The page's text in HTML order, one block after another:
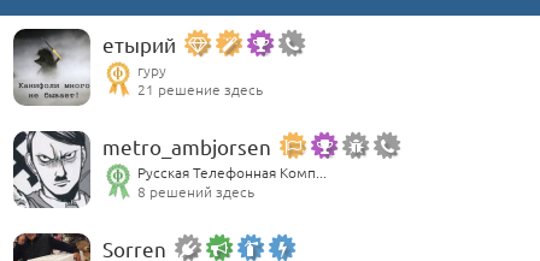
етырий
гуру
21 решение здесь
metro_ambjorsen
Русская Телефонная Комп...
8 решений здесь
Sorren